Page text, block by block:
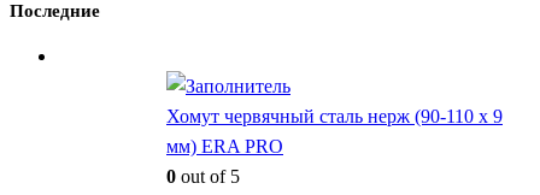
Последние
Хомут червячный сталь нерж (90-110 x 9
мм) ERA PRO
0 out of 5